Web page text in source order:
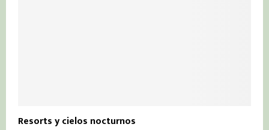
Resorts y cielos nocturnos